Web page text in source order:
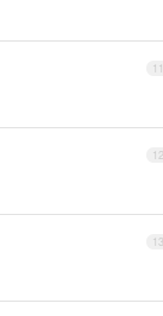
11
12
13